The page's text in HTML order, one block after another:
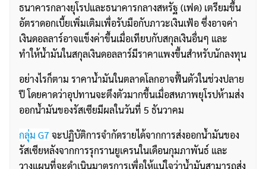
ธนาคารกลางยุโรปและธนาคารกลางสหรัฐ (เฟด) เตรียมขึ้น
อัตราดอกเบี้ยเพิ่มเติมเพื่อรับมือกับภาวะเงินเฟ้อ ซึ่งอาจค่า
เงินดอลลาร์อาจแข็งค่าขึ้นเมื่อเทียบกับสกุลเงินอื่นๆ และ
ทำให้น้ำมันในสกุลเงินดอลลาร์มีราคาแพงขึ้นสำหรับนักลงทุน
อย่างไรก็ตาม ราคาน้ำมันในตลาดโลกอาจฟื้นตัวในช่วงปลาย
ปี โดยคาดว่าอุปทานจะตึงตัวมากขึ้นเมื่อสหภาพยุโรปห้ามส่ง
ออกน้ำมันของรัสเซียมีผลในวันที่ 5 ธันวาคม
กลุ่ม G7 จะปฏิบัติการจำกัดรายได้จากการส่งออกน้ำมันของ
รัสเซียหลังจากการรุกรานยูเครนในเดือนกุมภาพันธ์ และ
วางแผนที่จะดำเนินมาตรการเพื่อให้แน่ใจว่าน้ำมันสามารถส่ง